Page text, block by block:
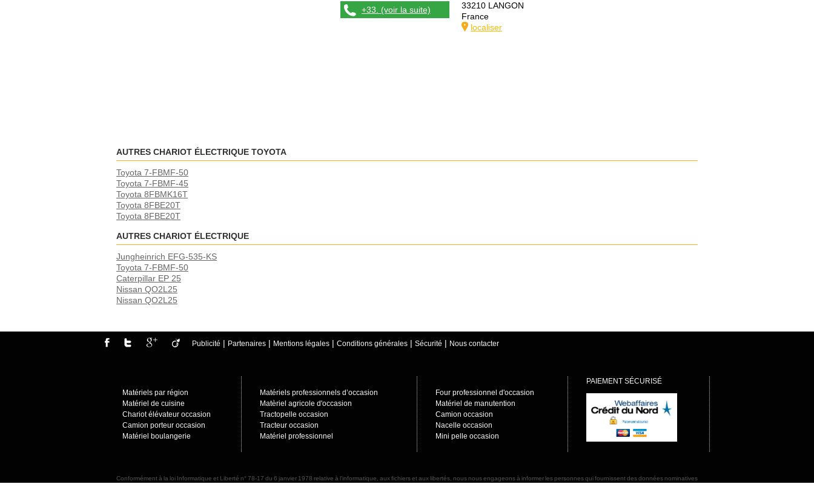
+33. (voir la suite)
33210 LANGON
France
localiser
AUTRES CHARIOT ÉLECTRIQUE TOYOTA
Toyota 7-FBMF-50
Toyota 7-FBMF-45
Toyota 8FBMK16T
Toyota 8FBE20T
Toyota 8FBE20T
AUTRES CHARIOT ÉLECTRIQUE
Jungheinrich EFG-535-KS
Toyota 7-FBMF-50
Caterpillar EP 25
Nissan QO2L25
Nissan QO2L25
Publicité | Partenaires | Mentions légales | Conditions générales | Sécurité | Nous contacter
Matériels par région
Matériel de cuisine
Chariot élévateur occasion
Camion porteur occasion
Matériel boulangerie
Matériels professionnels d’occasion
Matèriel agricole d'occasion
Tractopelle occasion
Tracteur occasion
Matériel professionnel
Four professionnel d'occasion
Matériel de manutention
Camion occasion
Nacelle occasion
Mini pelle occasion
PAIEMENT SÉCURISÉ
Conformément à la loi Informatique et Liberté n° 78-17 du 6 janvier 1978 relative à l'informatique, aux fichiers et aux libertés, nous nous engageons à informer les personnes qui fournissent des données nominatives